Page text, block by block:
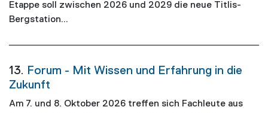
Etappe soll zwischen 2026 und 2029 die neue Titlis-
Bergstation...
13. Forum - Mit Wissen und Erfahrung in die
Zukunft
Am 7. und 8. Oktober 2026 treffen sich Fachleute aus